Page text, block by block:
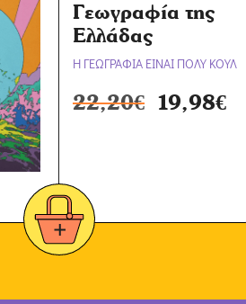
Γεωγραφία της
Ελλάδας
Η ΓΕΩΓΡΑΦΙΑ ΕΙΝΑΙ ΠΟΛΥ ΚΟΥΛ
22,20€ 19,98€